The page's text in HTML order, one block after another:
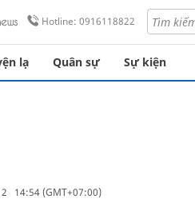
Hotline: 0916118822
lạ Quân sự Sự kiện
14:54 (GMT+07:00)